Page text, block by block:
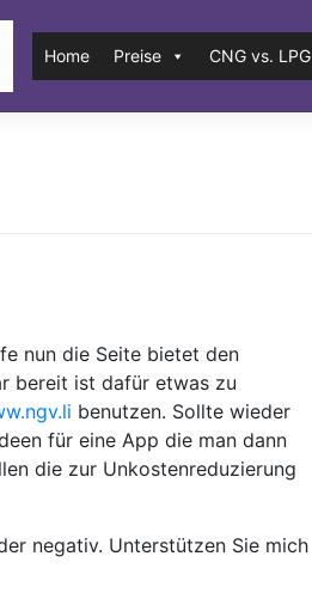
Home Preise CNG vs. LPG
nun die Seite bietet den
bereit ist dafür etwas zu
benutzen. Sollte wieder
für eine App die man dann
die zur Unkostenreduzierung
negativ. Unterstützen Sie mich